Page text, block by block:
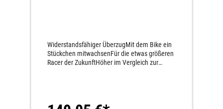
Widerstandsfähiger ÜberzugMit dem Bike ein
Stückchen mitwachsenFür die etwas größeren
Racer der ZukunftHöher im Vergleich zur